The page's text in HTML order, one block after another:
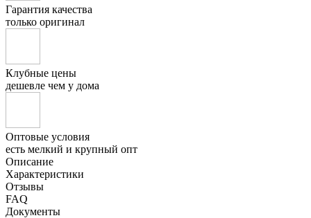
Гарантия качества
только оригинал
Клубные цены
дешевле чем у дома
Оптовые условия
есть мелкий и крупный опт
Описание
Характеристики
Отзывы
FAQ
Документы